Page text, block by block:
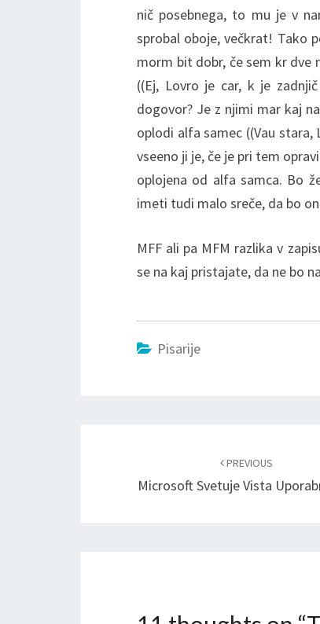
nič posebnega, to mu je v
sprobal oboje, večkrat! Tako
morm bit dobr, če sem kr
((Ej, Lovro je car, k je
dogovor? Je z njimi mar kaj
oplodi alfa samec ((Vau
vseeno ji je, če je pri tem
oplojena od alfa samca. Bo
imeti tudi malo sreče, da bo
MFF ali pa MFM razlika v
se na kaj pristajate, da ne bo
Pisarije
PREVIOUS
Microsoft Svetuje Vista